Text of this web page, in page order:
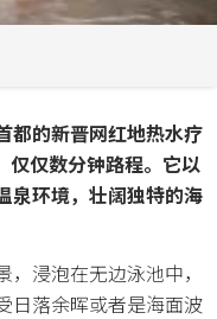
都的新晋网红地热水疗
仅数分钟路程。它以
泉环境，壮阔独特的海
浸泡在无边泳池中，
日落余晖或者是海面波